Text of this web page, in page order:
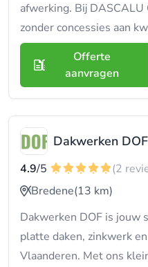
afwerking. Bij
zonder concessies aan
Offerte
aanvragen
Dakwerken DOF
4.9/5
(2
Bredene(13 km)
Dakwerken DOF is jouw
platte daken, zinkwerk
Vlaanderen. Met ons